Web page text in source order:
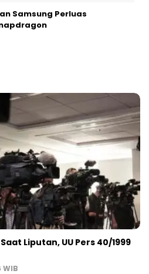
Samsung Perluas
Liputan, UU Pers 40/1999